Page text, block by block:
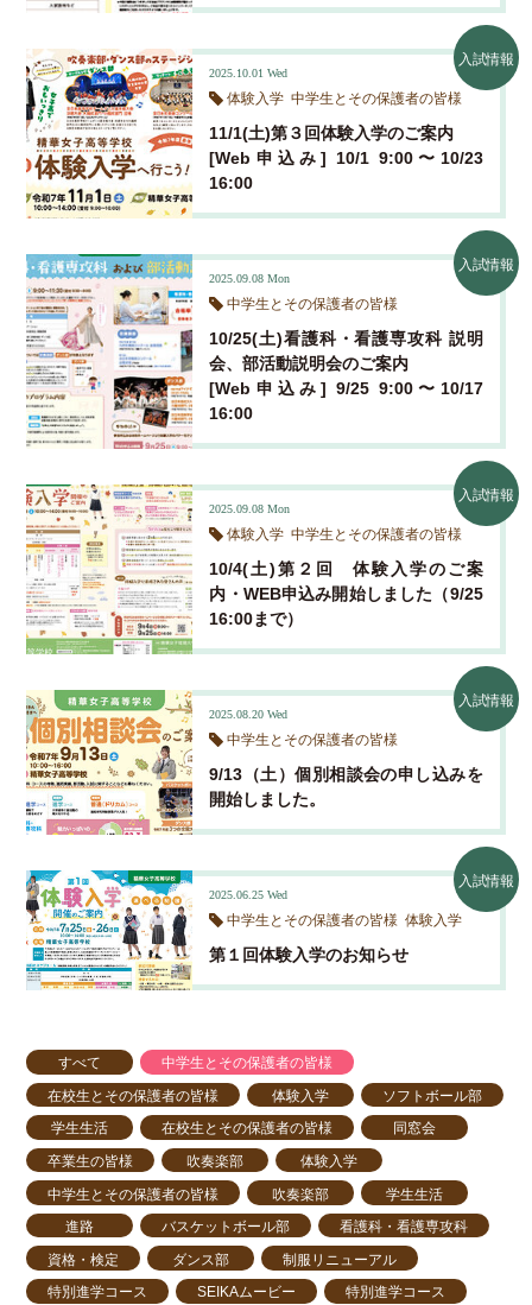
2025.10.01 Wed
体験入学 中学生とその保護者の皆様
11/1(土)第３回体験入学のご案内
[Web申込み] 10/1 9:00〜10/23
16:00
入試情報
2025.09.08 Mon
中学生とその保護者の皆様
10/25(土)看護科・看護専攻科 説明
会、部活動説明会のご案内
[Web申込み] 9/25 9:00〜10/17
16:00
入試情報
2025.09.08 Mon
体験入学 中学生とその保護者の皆様
10/4(土)第２回 体験入学のご案
内・WEB申込み開始しました（9/25
16:00まで）
入試情報
2025.08.20 Wed
中学生とその保護者の皆様
9/13（土）個別相談会の申し込みを
開始しました。
入試情報
2025.06.25 Wed
中学生とその保護者の皆様 体験入学
第１回体験入学のお知らせ
入試情報
すべて
中学生とその保護者の皆様
在校生とその保護者の皆様
体験入学
ソフトボール部
学生生活
在校生とその保護者の皆様
同窓会
卒業生の皆様
吹奏楽部
体験入学
中学生とその保護者の皆様
吹奏楽部
学生生活
進路
バスケットボール部
看護科・看護専攻科
資格・検定
ダンス部
制服リニューアル
特別進学コース
SEIKAムービー 特別進学コース